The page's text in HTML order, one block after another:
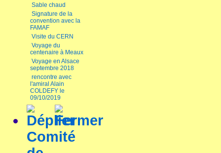
Sable chaud
Signature de la
convention avec la
FAMAF
Visite du CERN
Voyage du
centenaire à Meaux
Voyage en Alsace
septembre 2018
rencontre avec
l'amiral Alain
COLDEFY le
09/10/2019
Comité